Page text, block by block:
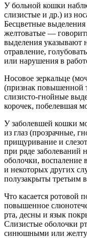
У больной кошки
слизистые и др.) из
Бесцветные
желтоватые —
выделения указывают
отравление,
или нарушения в
Носовое зеркальце
(признак повышенной
слизисто-гнойные
корочек, побелевшая
У заболевшей кошки
из глаз (прозрачные,
прищуривание и
при ряде заболеваний
оболочки, воспаление
и некоторых других
полузакрыты третьим
Что касается ротовой
повышенное
рта, десны и язык
Слизистые оболочки
синюшными или